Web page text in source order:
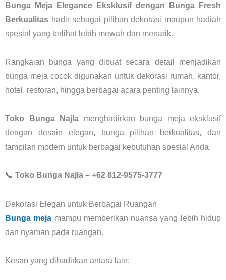
Bunga Meja Elegance Eksklusif dengan Bunga Fresh
Berkualitas hadir sebagai pilihan dekorasi maupun hadiah
spesial yang terlihat lebih mewah dan menarik.
Rangkaian bunga yang dibuat secara detail menjadikan
bunga meja cocok digunakan untuk dekorasi rumah, kantor,
hotel, restoran, hingga berbagai acara penting lainnya.
Toko Bunga Najla menghadirkan bunga meja eksklusif
dengan desain elegan, bunga pilihan berkualitas, dan
tampilan modern untuk berbagai kebutuhan spesial Anda.
📞 Toko Bunga Najla – +62 812-9575-3777
Dekorasi Elegan untuk Berbagai Ruangan
Bunga meja mampu memberikan nuansa yang lebih hidup
dan nyaman pada ruangan.
Kesan yang dihadirkan antara lain: